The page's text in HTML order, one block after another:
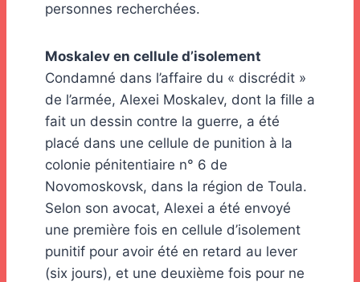
personnes recherchées.
Moskalev en cellule d’isolement
Condamné dans l’affaire du « discrédit »
de l’armée, Alexei Moskalev, dont la fille a
fait un dessin contre la guerre, a été
placé dans une cellule de punition à la
colonie pénitentiaire n° 6 de
Novomoskovsk, dans la région de Toula.
Selon son avocat, Alexei a été envoyé
une première fois en cellule d’isolement
punitif pour avoir été en retard au lever
(six jours), et une deuxième fois pour ne